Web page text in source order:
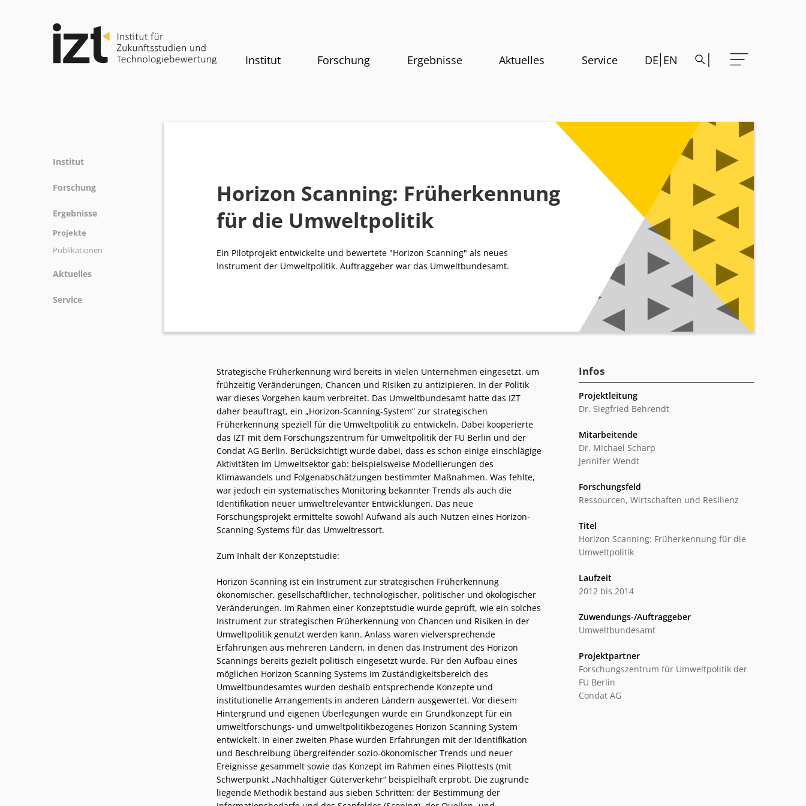
Institut Forschung Ergebnisse Aktuelles Service DE EN
Institut
Gremien
Geschichte
Gleichstellung
Forschung
Ergebnisse
Projekte
Publikationen
Aktuelles
Service
Horizon Scanning: Früherkennung
für die Umweltpolitik
Ein Pilotprojekt entwickelte und bewertete "Horizon Scanning" als neues
Instrument der Umweltpolitik. Auftraggeber war das Umweltbundesamt.
Strategische Früherkennung wird bereits in vielen Unternehmen eingesetzt, um
frühzeitig Veränderungen, Chancen und Risiken zu antizipieren. In der Politik
war dieses Vorgehen kaum verbreitet. Das Umweltbundesamt hatte das IZT
daher beauftragt, ein „Horizon-Scanning-System“ zur strategischen
Früherkennung speziell für die Umweltpolitik zu entwickeln. Dabei kooperierte
das IZT mit dem Forschungszentrum für Umweltpolitik der FU Berlin und der
Condat AG Berlin. Berücksichtigt wurde dabei, dass es schon einige einschlägige
Aktivitäten im Umweltsektor gab: beispielsweise Modellierungen des
Klimawandels und Folgenabschätzungen bestimmter Maßnahmen. Was fehlte,
war jedoch ein systematisches Monitoring bekannter Trends als auch die
Identifikation neuer umweltrelevanter Entwicklungen. Das neue
Forschungsprojekt ermittelte sowohl Aufwand als auch Nutzen eines Horizon-
Scanning-Systems für das Umweltressort.
Zum Inhalt der Konzeptstudie:
Horizon Scanning ist ein Instrument zur strategischen Früherkennung
ökonomischer, gesellschaftlicher, technologischer, politischer und ökologischer
Veränderungen. Im Rahmen einer Konzeptstudie wurde geprüft, wie ein solches
Instrument zur strategischen Früherkennung von Chancen und Risiken in der
Umweltpolitik genutzt werden kann. Anlass waren vielversprechende
Erfahrungen aus mehreren Ländern, in denen das Instrument des Horizon
Scannings bereits gezielt politisch eingesetzt wurde. Für den Aufbau eines
möglichen Horizon Scanning Systems im Zuständigkeitsbereich des
Umweltbundesamtes wurden deshalb entsprechende Konzepte und
institutionelle Arrangements in anderen Ländern ausgewertet. Vor diesem
Hintergrund und eigenen Überlegungen wurde ein Grundkonzept für ein
umweltforschungs- und umweltpolitikbezogenes Horizon Scanning System
entwickelt. In einer zweiten Phase wurden Erfahrungen mit der Identifikation
und Beschreibung übergreifender sozio-ökonomischer Trends und neuer
Ereignisse gesammelt sowie das Konzept im Rahmen eines Pilottests (mit
Schwerpunkt „Nachhaltiger Güterverkehr“ beispielhaft erprobt. Die zugrunde
liegende Methodik bestand aus sieben Schritten: der Bestimmung der
Infos
Projektleitung
Dr. Siegfried Behrendt
Mitarbeitende
Dr. Michael Scharp
Jennifer Wendt
Forschungsfeld
Ressourcen, Wirtschaften und Resilienz
Titel
Horizon Scanning: Früherkennung für die
Umweltpolitik
Laufzeit
2012 bis 2014
Zuwendungs-/Auftraggeber
Umweltbundesamt
Projektpartner
Forschungszentrum für Umweltpolitik der
FU Berlin
Condat AG